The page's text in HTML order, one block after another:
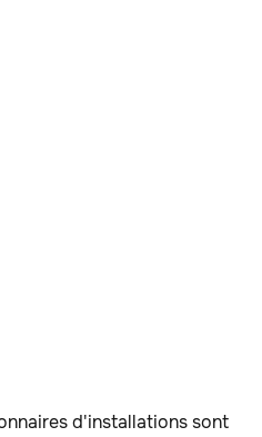
d'installations sont